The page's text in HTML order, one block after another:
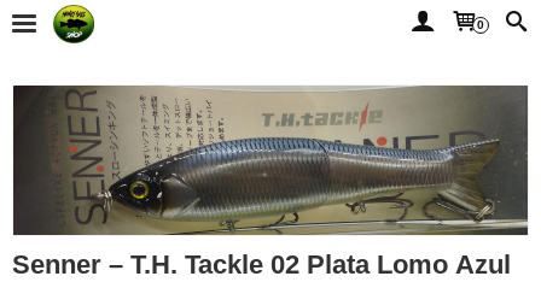
0
Senner – T.H. Tackle 02 Plata Lomo Azul